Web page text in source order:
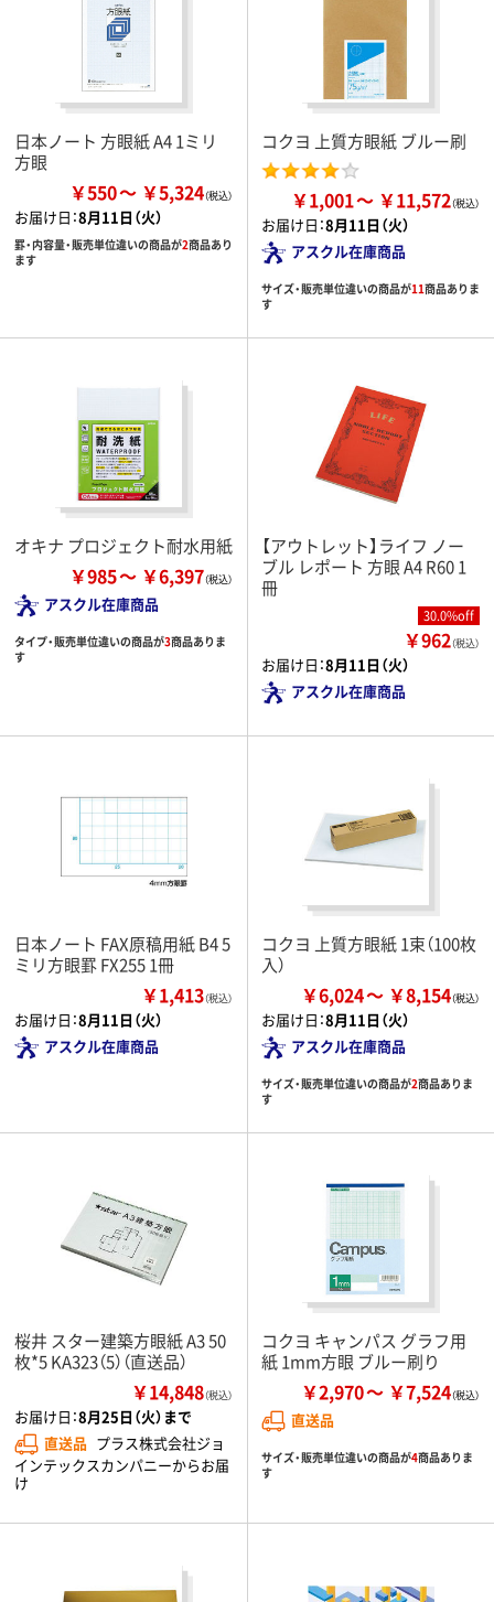
日本ノート 方眼紙 A4 1ミリ
方眼
￥550 ￥5,324
お届け日：8月11日（火）
罫・内容量・販売単位違いの商品が2商品あり
ます
コクヨ 上質方眼紙 ブルー刷
￥1,001 ￥11,572
お届け日：8月11日（火）
アスクル在庫商品
サイズ・販売単位違いの商品が11商品ありま
す
オキナ プロジェクト耐水用紙
￥985 ￥6,397
アスクル在庫商品
タイプ・販売単位違いの商品が3商品ありま
す
【アウトレット】ライフ ノー
ブル レポート 方眼 A4 R60 1
冊
30.0%off
￥962（税込）
お届け日：8月11日（火）
アスクル在庫商品
日本ノート FAX原稿用紙 B4 5
ミリ方眼罫 FX255 1冊
￥1,413（税込）
お届け日：8月11日（火）
アスクル在庫商品
コクヨ 上質方眼紙 1束（100枚
入）
￥6,024 ￥8,154
お届け日：8月11日（火）
アスクル在庫商品
サイズ・販売単位違いの商品が2商品ありま
す
桜井 スター建築方眼紙 A3 50
枚*5 KA323（5）（直送品）
￥14,848（税込）
お届け日：8月25日（火）まで
直送品 プラス株式会社ジョ
インテックスカンパニーからお届
け
コクヨ キャンパス グラフ用
紙 1mm方眼 ブルー刷り
￥2,970 ￥7,524
直送品
サイズ・販売単位違いの商品が4商品ありま
す